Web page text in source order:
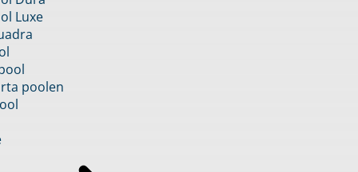
Luxe
poolen